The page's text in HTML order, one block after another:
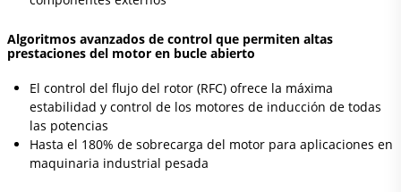
Algoritmos avanzados de control que permiten altas
prestaciones del motor en bucle abierto
El control del flujo del rotor (RFC) ofrece la máxima
estabilidad y control de los motores de inducción de todas
las potencias
Hasta el 180% de sobrecarga del motor para aplicaciones en
maquinaria industrial pesada